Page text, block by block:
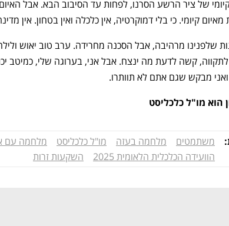
קיומי. כי בלי דמוקרטיה, אין כלכלה ואין בטחון. אין
מבקש שגם אתם לא תוותרו.
הוא מו"ל כלכליסט
משתמטים מלחמה בעזה מו"ל כלכליסט
מלחמה עם
הוועידה הכלכלית הלאומית 2025
השקעות זרות